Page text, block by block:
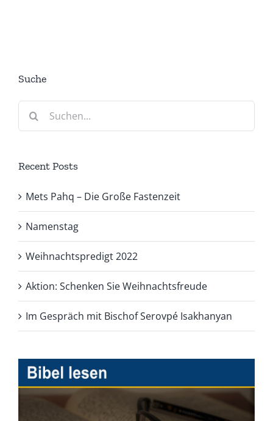
Suche
Suche
Recent Posts
Mets Pahq – Die Große Fastenzeit
Namenstag
Weihnachtspredigt 2022
Aktion: Schenken Sie Weihnachtsfreude
Im Gespräch mit Bischof Serovpé Isakhanyan